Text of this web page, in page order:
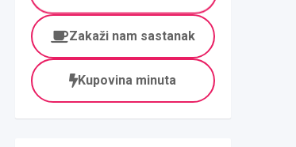
Zakaži nam sastanak
Kupovina minuta